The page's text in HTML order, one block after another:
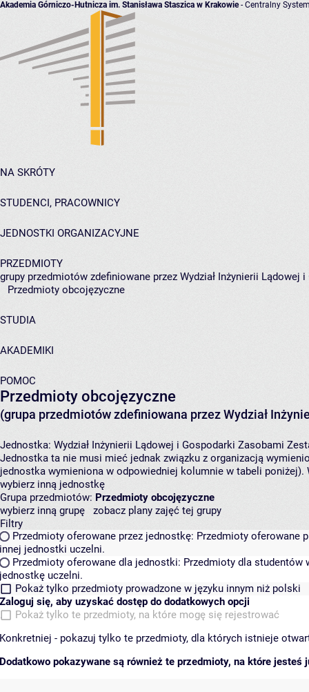
Akademia Górniczo-Hutnicza im. Stanisława Staszica w Krakowie- Centralny
NA SKRÓTY
STUDENCI, PRACOWNICY
JEDNOSTKI ORGANIZACYJNE
PRZEDMIOTY
grupy przedmiotów zdefiniowane przez Wydział Inżynierii Lądowej
Przedmioty obcojęzyczne
STUDIA
AKADEMIKI
POMOC
Przedmioty obcojęzyczne
(grupa przedmiotów zdefiniowana przez Wydział
Jednostka: Wydział Inżynierii Lądowej i Gospodarki Zasobami
Jednostka ta nie musi mieć jednak związku z organizacją
jednostka wymieniona w odpowiedniej kolumnie w tabeli
wybierz inną jednostkę
Grupa przedmiotów: Przedmioty obcojęzyczne
wybierz inną grupę
zobacz plany zajęć tej grupy
Filtry
Przedmioty oferowane przez jednostkę: Przedmioty oferowane
innej jednostki uczelni.
Przedmioty oferowane dla jednostki: Przedmioty dla studentów
jednostkę uczelni.
Pokaż tylko przedmioty prowadzone w języku innym niż polski
Zaloguj się, aby uzyskać dostęp do dodatkowych opcji
Pokaż tylko te przedmioty, na które mogę się rejestrować
Konkretniej - pokazuj tylko te przedmioty, dla których istnieje
Dodatkowo pokazywane są również te przedmioty, na które jesteś